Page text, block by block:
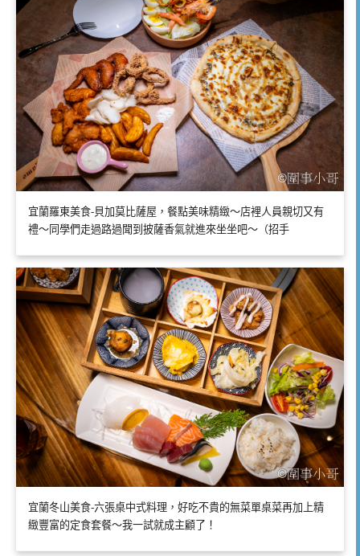
宜蘭羅東美食-貝加莫比薩屋，餐點美味精緻～店裡人員親切又有
禮～同學們走過路過聞到披薩香氣就進來坐坐吧～（招手
宜蘭冬山美食-六張桌中式料理，好吃不貴的無菜單桌菜再加上精
緻豐富的定食套餐～我一試就成主顧了！